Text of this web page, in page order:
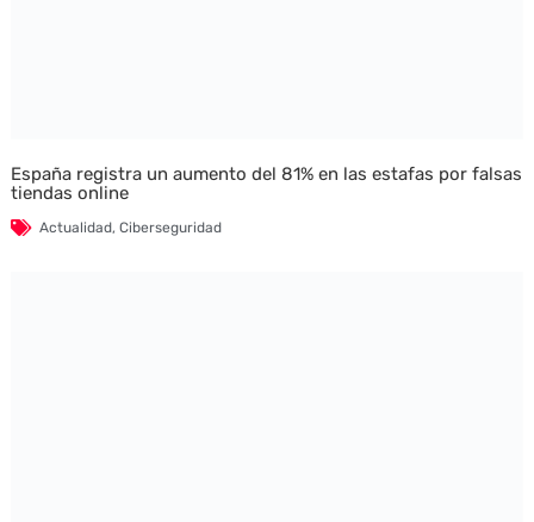
España registra un aumento del 81% en las estafas por falsas
tiendas online
Actualidad, Ciberseguridad